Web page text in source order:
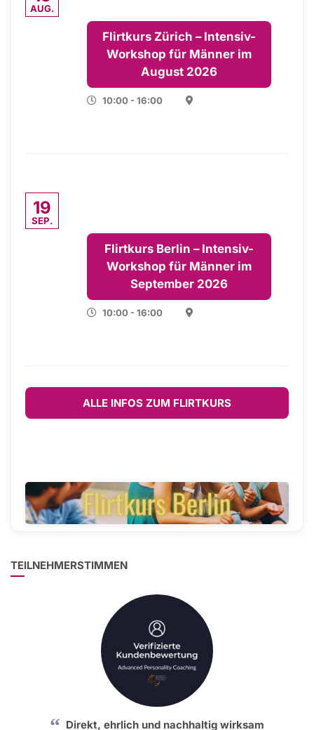
AUG.
Flirtkurs Zürich – Intensiv-
Workshop für Männer im
August 2026
10:00 - 16:00
19
SEP.
Flirtkurs Berlin – Intensiv-
Workshop für Männer im
September 2026
10:00 - 16:00
ALLE INFOS ZUM FLIRTKURS
TEILNEHMERSTIMMEN
Direkt, ehrlich und nachhaltig wirksam